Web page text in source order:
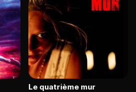
Le quatrième mur